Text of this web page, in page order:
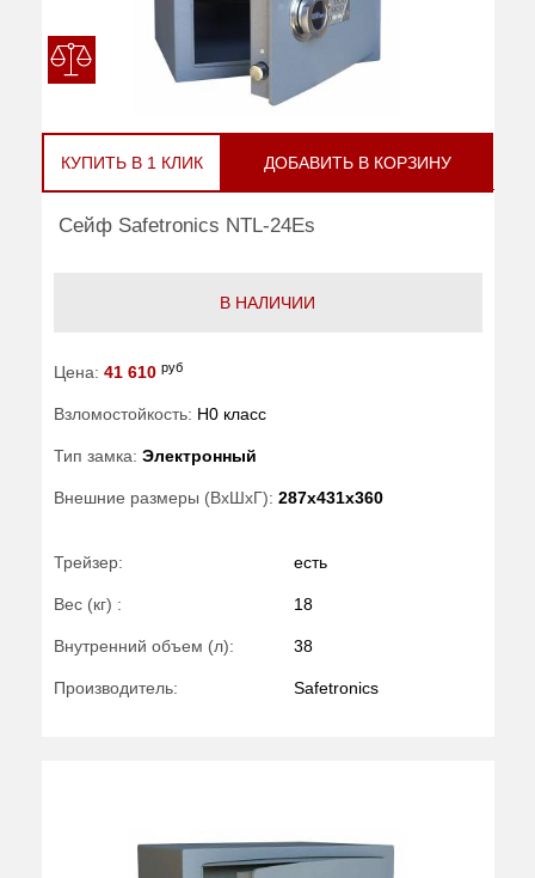
КУПИТЬ В 1 КЛИК ДОБАВИТЬ В КОРЗИНУ
Сейф Safetronics NTL-24Es
В НАЛИЧИИ
Цена: 41 610 руб
Взломостойкость: H0 класс
Тип замка: Электронный
Внешние размеры (ВхШхГ): 287x431x360
Трейзер: есть
Вес (кг) : 18
Внутренний объем (л): 38
Производитель: Safetronics